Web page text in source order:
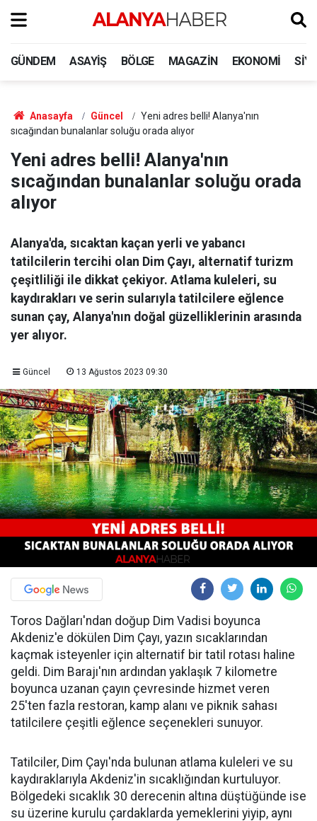
GÜNDEM ASAYIŞ BÖLGE MAGAZIN EKONOMI
Anasayfa Güncel
Yeni adres belli! Alanya'nın
sıcağından bunalanlar soluğu orada alıyor
Yeni adres belli! Alanya'nın
sıcağından bunalanlar soluğu orada
alıyor
Alanya'da, sıcaktan kaçan yerli ve yabancı
tatilcilerin tercihi olan Dim Çayı, alternatif turizm
çeşitliliği ile dikkat çekiyor. Atlama kuleleri, su
kaydırakları ve serin sularıyla tatilcilere eğlence
sunan çay, Alanya'nın doğal güzelliklerinin arasında
yer alıyor.
Güncel 13 Ağustos 2023 09:30
Toros Dağları'ndan doğup Dim Vadisi boyunca
Akdeniz'e dökülen Dim Çayı, yazın sıcaklarından
kaçmak isteyenler için alternatif bir tatil rotası haline
geldi. Dim Barajı'nın ardından yaklaşık 7 kilometre
boyunca uzanan çayın çevresinde hizmet veren
25'ten fazla restoran, kamp alanı ve piknik sahası
tatilcilere çeşitli eğlence seçenekleri sunuyor.
Tatilciler, Dim Çayı'nda bulunan atlama kuleleri ve su
kaydıraklarıyla Akdeniz'in sıcaklığından kurtuluyor.
Bölgedeki sıcaklık 30 derecenin altına düştüğünde ise
su üzerine kurulu çardaklarda yemeklerini yiyip, aynı